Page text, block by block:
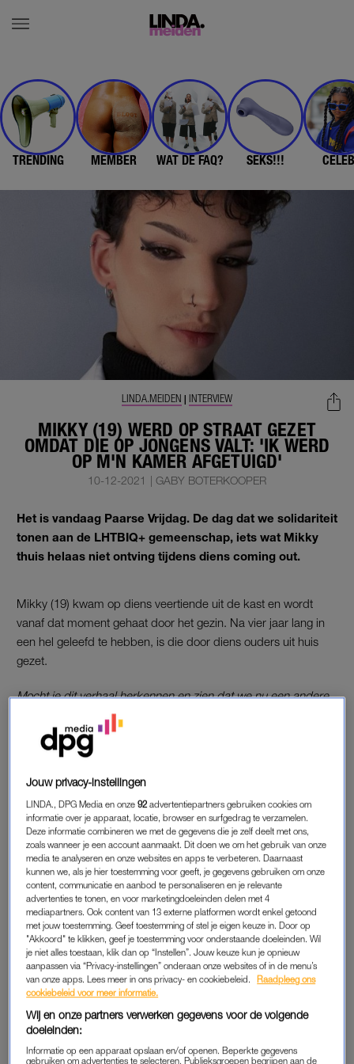
TRENDING MEMBER WAT DE FAQ? SEKS!!!
MIKKY (19) WERD OP STRAAT GEZET
OMDAT DIE OP JONGENS VALT: 'IK WERD
OP M'N KAMER AFGETUIGD'
LINDA.MEIDEN | INTERVIEW
10-12-2021 | GABY BOTERKOOPER
Het is vandaag Paarse Vrijdag. De dag dat we solidariteit
tonen aan de LHTBIQ+ gemeenschap, iets wat Mikky
thuis helaas niet ontving tijdens diens coming out.
Mikky (19) kwam op diens veertiende uit de kast en wordt
vanaf dat moment gehaat door het gezin. Na vier jaar lang in
een hel geleefd te hebben, is die door diens ouders uit huis
gezet.
Mocht je dit verhaal herkennen en zien dat we nu een andere
naam gebruiken, dan klopt dat. Mikky is uit de kast gekomen
als gender fluid en heeft diens naam veranderd.
COMING-OUT
Mikky wist van tevoren al dat uit de kast komen voor diens
gezin gevaarlijk was. “Ik wilde het eigenlijk niet vertellen, want
ik had al het vermoeden dat het niet geaccepteerd zou
worden”, vertelt die als we bellen. “Mijn vader is moslim en
hoewel mijn moeder dat niet is, staat zij wel achter mijn vaders
keuzes. En dat terwijl mijn oma me vertelde dat zij vroeger ook
gewoon omging met mensen die homoseksueel zijn.”
Als Mikky het op diens veertiende aan diens ouders vertelt,
nemen ze hen mee naar diens slaapkamer. Er ontstaat een
grote ruzie. “Ik werd mentaal en fysiek helemaal afgetuigd. Ik
wist dat mijn leven vanaf dat moment vreselijk zou zijn.” Alles
wat Mikky had, wordt vanaf die dag afgenomen. “Ik mocht
niets meer. Mijn telefoon werd drie maanden lang afgepakt,
Jouw privacy-instellingen
LINDA., DPG Media en onze92 advertentiepartners gebruiken cookies om
informatie over je apparaat, locatie, browser en surfgedrag te verzamelen.
Deze informatie combineren we met de gegevens die je zelf deelt met ons,
zoals wanneer je een account aanmaakt. Dit doen we om het gebruik van onze
media te analyseren en onze websites en apps te verbeteren. Daarnaast
kunnen we, als je hier toestemming voor geeft, je gegevens gebruiken om onze
content, communicatie en aanbod te personaliseren en je relevante
advertenties te tonen, en voor marketingdoeleinden delen met 4
mediapartners. Ook content van 13 externe platformen wordt enkel getoond
met jouw toestemming. Geef toestemming of stel je eigen keuze in. Door op
"Akkoord" te klikken, geef je toestemming voor onderstaande doeleinden. Wil
je niet alles toestaan, klik dan op “Instellen”. Jouw keuze kun je opnieuw
aanpassen via “Privacy-instellingen” onderaan onze websites of in de menu’s
van onze apps. Lees meer in ons privacy- en cookiebeleid.
Raadpleeg ons
cookiebeleid voor meer informatie.
Wij en onze partners verwerken gegevens voor de volgende
doeleinden:
Informatie op een apparaat opslaan en/of openen. Beperkte gegevens
gebruiken om advertenties te selecteren. Publieksgroepen begrijpen aan de